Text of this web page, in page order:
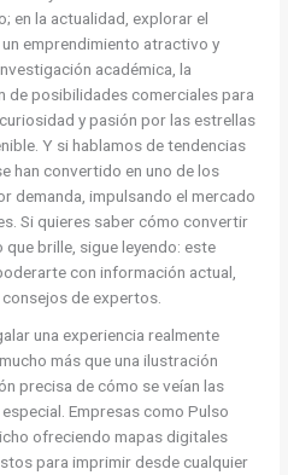
en la actualidad, explorar el
emprendimiento atractivo y
académica, la
de posibilidades comerciales para
y pasión por las estrellas
Y si hablamos de tendencias
han convertido en uno de los
demanda, impulsando el mercado
Si quieres saber cómo convertir
que brille, sigue leyendo: este
con información actual,
de expertos.
una experiencia realmente
más que una ilustración
precisa de cómo se veían las
Empresas como Pulso
ofreciendo mapas digitales
para imprimir desde cualquier